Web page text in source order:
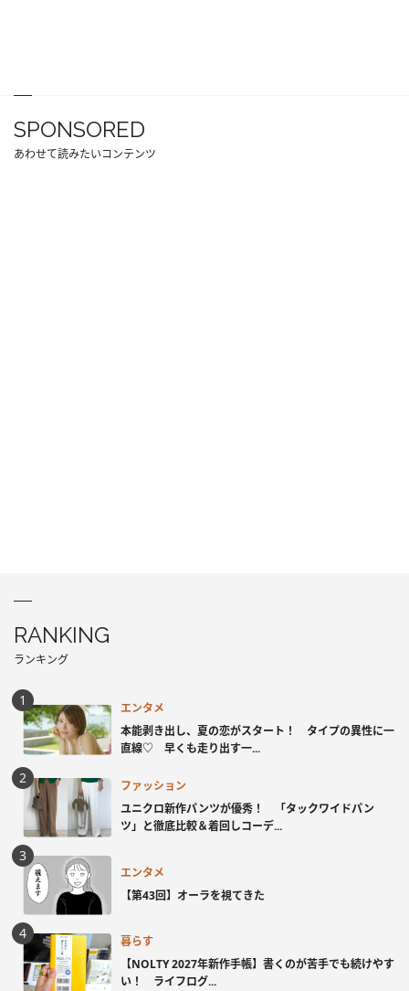
SPONSORED
あわせて読みたいコンテンツ
RANKING
ランキング
エンタメ
本能剥き出し、夏の恋がスタート！ タイプの異性に一
直線♡ 早くも走り出す一...
ファッション
ユニクロ新作パンツが優秀！ 「タックワイドパン
ツ」と徹底比較＆着回しコーデ...
エンタメ
【第43回】オーラを視てきた
暮らす
【NOLTY 2027年新作手帳】書くのが苦手でも続けやす
い！ ライフログ...